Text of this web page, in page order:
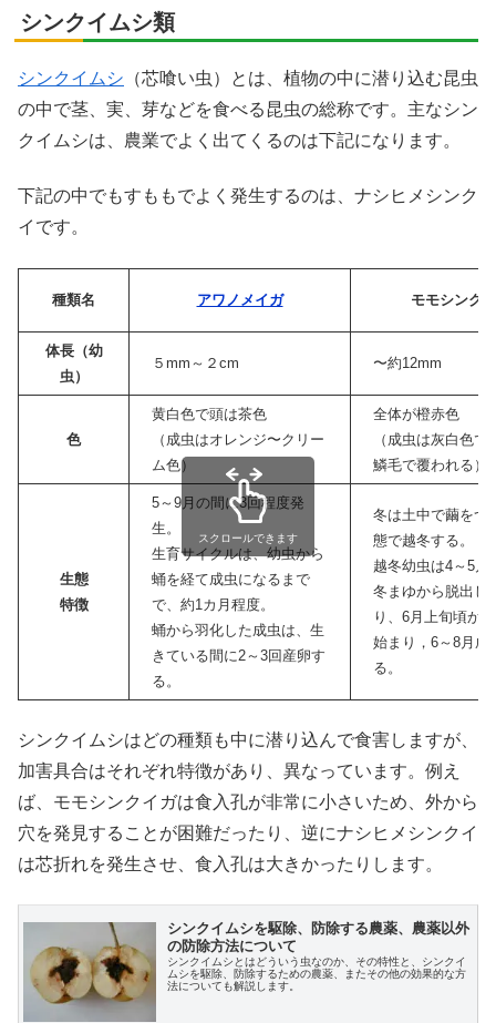
シンクイムシ類
シンクイムシ （芯喰い虫）とは、植物の中に潜り込む昆虫
の中で茎、実、芽などを食べる昆虫の総称です。主なシン
クイムシは、農業でよく出てくるのは下記になります。
下記の中でもすももでよく発生するのは、ナシヒメシンク
イです。
種類名 アワノメイガ モモシンク
体長（幼
虫）
５mm～２cm 〜約12mm
色
黄白色で頭は茶色
（ 成虫はオレンジ〜クリー
ム色）
全体が橙赤色
（成虫は灰白色で
鱗毛で覆われる）
生態
特徴
5～9月の間に3回程度発
生。
生育サイクルは、幼虫から
蛹を経て成虫になるまで
で、約1カ月程度。
蛹から羽化した成虫は、生
きている間に2～3回産卵す
る。
冬は土中で繭をつ
態で越冬する。
越冬幼虫は4～5月
冬まゆから脱出し
り、6月上旬頃か
始まり，6～8月成
る。
スクロールできます
シンクイムシはどの種類も中に潜り込んで食害しますが、
加害具合はそれぞれ特徴があり、異なっています。例え
ば、モモシンクイガは食入孔が非常に小さいため、外から
穴を発見することが困難だったり、逆にナシヒメシンクイ
は芯折れを発生させ、 食入孔は大きかったりします。
シンクイムシを駆除、防除する農薬、農薬以外
の防除方法について
シンクイムシとはどういう虫なのか、その特性と、シンクイ
ムシを駆除、防除するための農薬、またその他の効果的な方
法についても解説します。